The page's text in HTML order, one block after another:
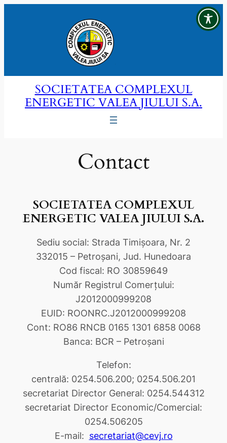
SOCIETATEA COMPLEXUL
ENERGETIC VALEA JIULUI S.A.
Contact
SOCIETATEA COMPLEXUL
ENERGETIC VALEA JIULUI S.A.
Sediu social: Strada Timişoara, Nr. 2
332015 – Petroşani, Jud. Hunedoara
Cod fiscal: RO 30859649
Număr Registrul Comerţului:
J2012000999208
EUID: ROONRC.J2012000999208
Cont: RO86 RNCB 0165 1301 6858 0068
Banca: BCR – Petroşani
Telefon:
centrală: 0254.506.200; 0254.506.201
secretariat Director General: 0254.544312
secretariat Director Economic/Comercial:
0254.506205
E-mail: secretariat@cevj.ro